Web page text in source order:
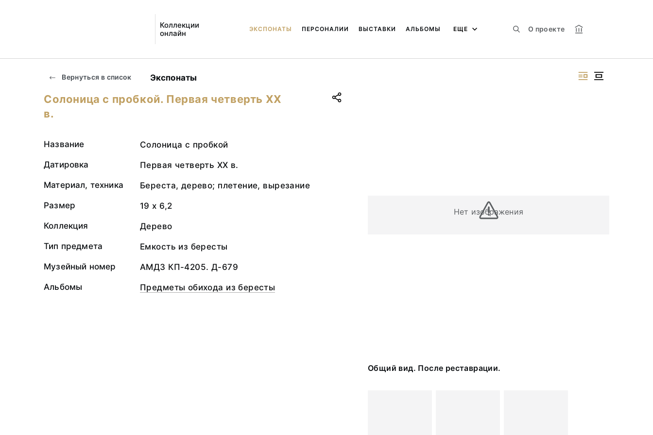
Коллекции
онлайн
О проекте
ЭКСПОНАТЫ ПЕРСОНАЛИИ ВЫСТАВКИ АЛЬБОМЫ ЕЩЕ
Вернуться в список Экспонаты
Нет изображения
Общий вид. После реставрации.
Солоница с пробкой. Первая четверть XX
в.
Название Солоница с пробкой
Датировка Первая четверть XX в.
Материал, техника Береста, дерево; плетение, вырезание
Размер 19 х 6,2
Коллекция Дерево
Тип предмета Емкость из бересты
Музейный номер АМДЗ КП-4205. Д-679
Альбомы Предметы обихода из бересты